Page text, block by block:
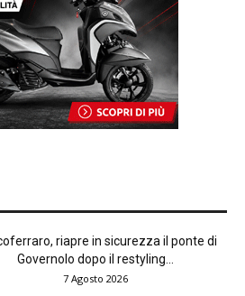
riapre in sicurezza il ponte di
Governolo dopo il restyling...
7 Agosto 2026